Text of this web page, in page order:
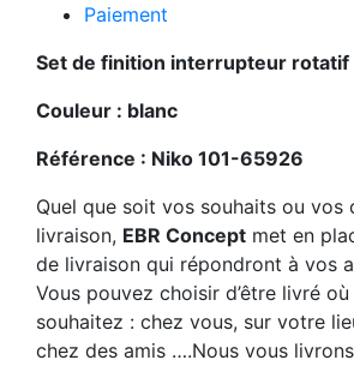
Paiement
Set de finition interrupteur rotatif
Couleur : blanc
Référence : Niko 101-65926
Quel que soit vos souhaits ou vos
livraison, EBR Concept met en
de livraison qui répondront à vos
Vous pouvez choisir d’être livré
souhaitez : chez vous, sur votre
chez des amis ….Nous vous livrons